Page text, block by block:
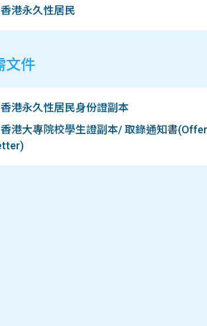
港永久性居民
文件
香港永久性居民身份證副本
香港大專院校學生證副本/ 取錄通知書(Offer